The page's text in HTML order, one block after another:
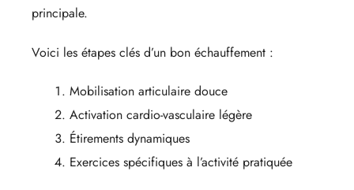
principale.
Voici les étapes clés d’un bon échauffement :
Mobilisation articulaire douce
Activation cardio-vasculaire légère
Étirements dynamiques
Exercices spécifiques à l’activité pratiquée